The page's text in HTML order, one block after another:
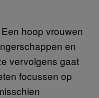
hoop vrouwen
en
vervolgens gaat
focussen op